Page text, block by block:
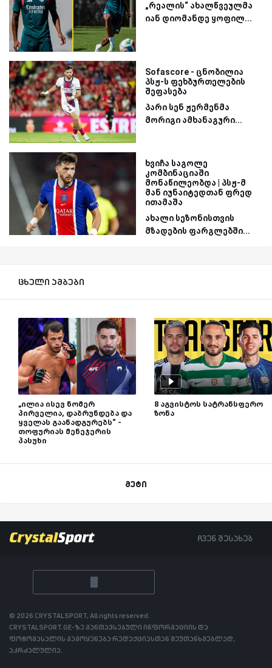
„რეალის“ ახალწვეულმა
იან დიომანდე ყოფილ...
Sofascore - ცნობილია
პსჟ-ს ფეხბურთელების
შეფასება
პარი სენ ჟერმენმა
მორიგი ამხანაგური...
ხვიჩა საგოლე
კომბინაციაში
მონაწილეობდა | პსჟ-მ
მან იუნაიტედთან ფრედ
ითამაშა
ახალი სეზონისთვის
მზადების ფარგლებში...
ცხელი ამბები
„ილია ისევ ნომერ
პირველია, დაბრუნდება და
ყველას გაანადგურებს“ -
თოფურიას მენეჯერის
პასუხი
8 აგვისტოს სატრანსფერო
ზონა
მეტი
ჩვენ შესახებ
© 2026 CRYSTALSPORT, All rights reserved.
CRYSTALSPORT.GE-ზე განთავსებული ინფორმაციის და
ფოტომასალის გამოყენება რედაქციასთან შეუთანხმებლად,
აკრძალულია.